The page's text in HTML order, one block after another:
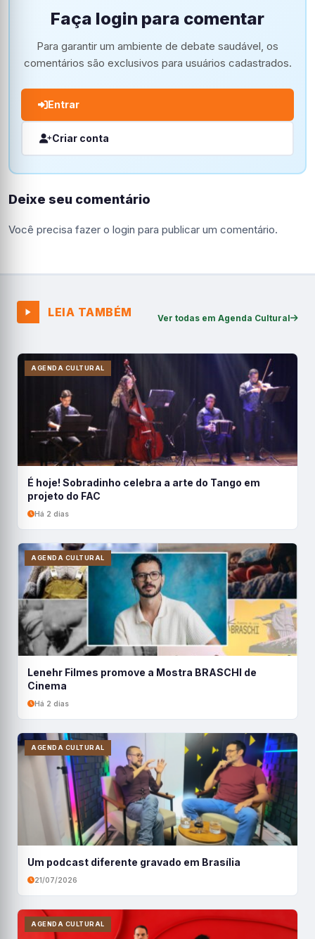
Faça login para comentar
Para garantir um ambiente de debate saudável, os
comentários são exclusivos para usuários cadastrados.
Entrar
Criar conta
Deixe seu comentário
Você precisa fazer o login para publicar um comentário.
LEIA TAMBÉM Ver todas em Agenda Cultural
AGENDA CULTURAL
É hoje! Sobradinho celebra a arte do Tango em
projeto do FAC
Há 2 dias
AGENDA CULTURAL
Lenehr Filmes promove a Mostra BRASCHI de
Cinema
Há 2 dias
AGENDA CULTURAL
Um podcast diferente gravado em Brasília
21/07/2026
AGENDA CULTURAL